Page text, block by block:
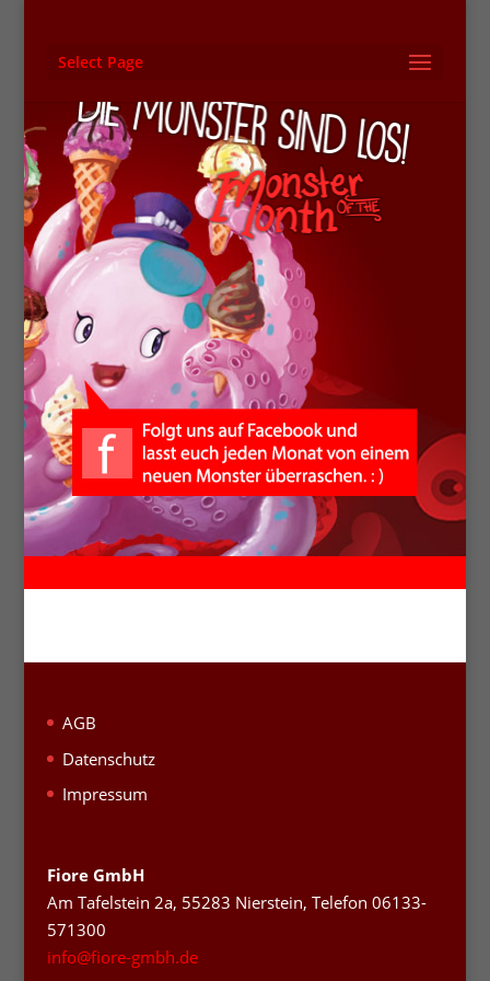
Select Page
AGB
Datenschutz
Impressum
Fiore GmbH
Am Tafelstein 2a, 55283 Nierstein, Telefon 06133-
571300
info@fiore-gmbh.de